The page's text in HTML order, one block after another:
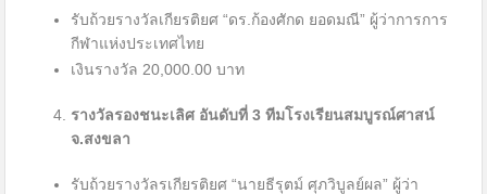
รับถ้วยรางวัลเกียรติยศ “ดร.ก้องศักด ยอดมณี” ผู้ว่าการการ
กีฬาแห่งประเทศไทย
เงินรางวัล 20,000.00 บาท
รางวัลรองชนะเลิศ อันดับที่3 ทีมโรงเรียนสมบูรณ์ศาสน์
จ.สงขลา
รับถ้วยรางวัลรเกียรติยศ “นายธีรุตม์ ศุภวิบูลย์ผล” ผู้ว่า